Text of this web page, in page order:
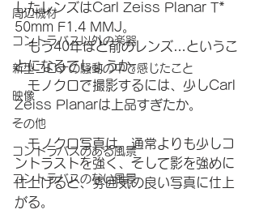
周辺機材
コントラバス以外の楽器
新型コロナの騒動の中で感じたこと
映像
その他
コントラバスのある風景
コントラバスのない風景
したレンズはCarl Zeiss Planar T*
50mm F1.4 MMJ。
もう40年ほど前のレンズ…というこ
とになるでしょうか。
モノクロで撮影するには、少しCarl
Zeiss Planarは上品すぎたか。
モノクロ写真は、通常よりも少しコ
ントラストを強く、そして影を強めに
仕上げると、雰囲気の良い写真に仕上
がる。